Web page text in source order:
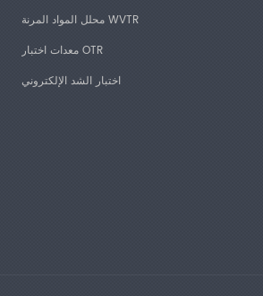
محلل المواد المرنة WVTR
معدات اختبار OTR
اختبار الشد الإلكتروني